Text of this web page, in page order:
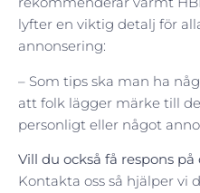
lyfter en viktig detalj för
annonsering:
– Som tips ska man ha
att folk lägger märke till
personligt eller något
Vill du också få respons
Kontakta oss så hjälper vi